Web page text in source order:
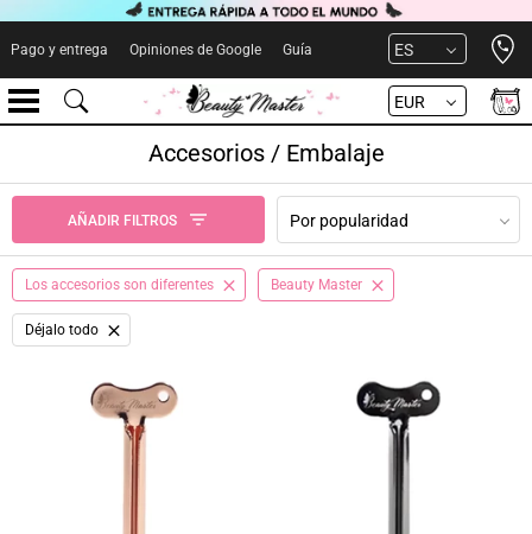
Pago y entrega Opiniones de Google Guía ES
EUR
Accesorios / Embalaje
AÑADIR FILTROS Por popularidad
Los accesorios son diferentes Beauty Master
Déjalo todo